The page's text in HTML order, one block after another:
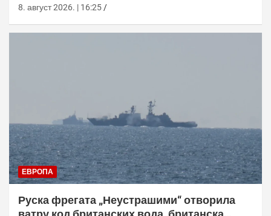
8. август 2026. | 16:25
ЕВРОПА
Руска фрегата „Неустрашими“ отворила